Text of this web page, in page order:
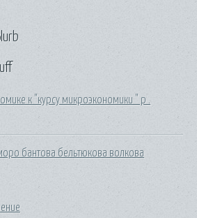
к "курсу микроэкономики " р .
бантова бельтюкова волкова